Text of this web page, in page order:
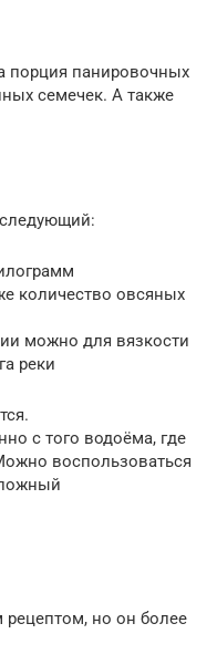
порция панировочных
семечек. А также
количество овсяных
можно для вязкости
реки
с того водоёма, где
воспользоваться
но он более